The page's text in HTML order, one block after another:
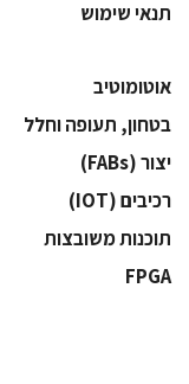
תנאי שימוש
אוטומוטיב
בטחון, תעופה וחלל
‫יצור (‪(FABs‬‬
‫רכיבים‬ (IOT)
‫תוכנות משובצות‬
‫‪FPGA‬‬